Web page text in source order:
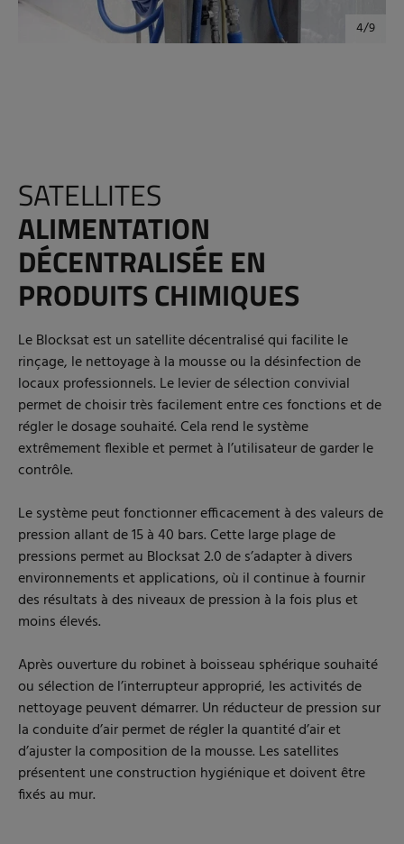
SATELLITES
ALIMENTATION
DÉCENTRALISÉE EN
PRODUITS CHIMIQUES
Le Blocksat est un satellite décentralisé qui facilite le
rinçage, le nettoyage à la mousse ou la désinfection de
locaux professionnels. Le levier de sélection convivial
permet de choisir très facilement entre ces fonctions et de
régler le dosage souhaité. Cela rend le système
extrêmement flexible et permet à l’utilisateur de garder le
contrôle.
Le système peut fonctionner efficacement à des valeurs de
pression allant de 15 à 40 bars. Cette large plage de
pressions permet au Blocksat 2.0 de s’adapter à divers
environnements et applications, où il continue à fournir
des résultats à des niveaux de pression à la fois plus et
moins élevés.
Après ouverture du robinet à boisseau sphérique souhaité
ou sélection de l’interrupteur approprié, les activités de
nettoyage peuvent démarrer. Un réducteur de pression sur
la conduite d’air permet de régler la quantité d’air et
d’ajuster la composition de la mousse. Les satellites
présentent une construction hygiénique et doivent être
fixés au mur.